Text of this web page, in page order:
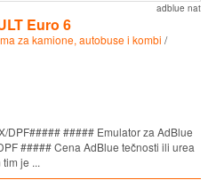
adblue nat
Euro 6
za kamione, autobuse i kombi /
DPF##### ##### Emulator za AdBlue
##### Cena AdBlue tečnosti ili urea
je ...